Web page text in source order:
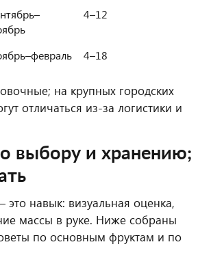
4–12
4–18
на крупных городских
отличаться из-за логистики и
выбору и хранению;
навык: визуальная оценка,
массы в руке. Ниже собраны
по основным фруктам и по